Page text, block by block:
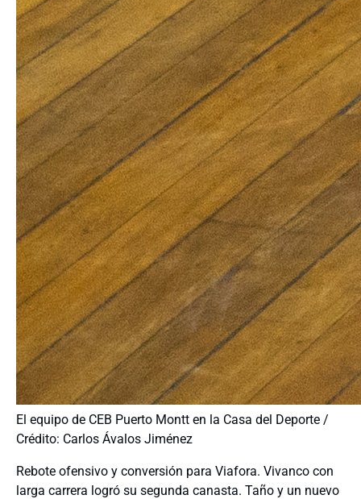
El equipo de CEB Puerto Montt en la Casa del Deporte /
Crédito: Carlos Ávalos Jiménez
Rebote ofensivo y conversión para Viafora. Vivanco con
larga carrera logró su segunda canasta. Taño y un nuevo